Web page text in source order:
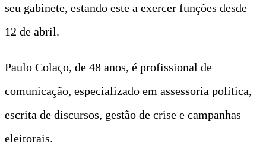
seu gabinete, estando este a exercer funções desde
12 de abril.
Paulo Colaço, de 48 anos, é profissional de
comunicação, especializado em assessoria política,
escrita de discursos, gestão de crise e campanhas
eleitorais.